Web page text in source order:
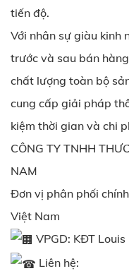
tiến độ.
Với nhân sự giàu kinh
trước và sau bán
chất lượng toàn bộ
cung cấp giải pháp
kiệm thời gian và chi
CÔNG TY TNHH
NAM
Đơn vị phân phối
Việt Nam
VPGD: KĐT
Liên hệ: